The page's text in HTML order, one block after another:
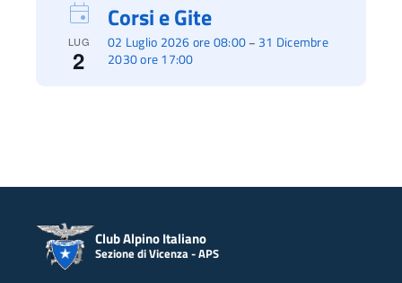
LUG
2
02 Luglio 2026 ore 08:00– 31 Dicembre
2030 ore 17:00
Corsi e Gite
Club Alpino Italiano
Sezione di Vicenza - APS